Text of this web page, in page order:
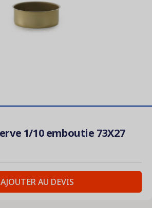
1/10 emboutie 73X27
AJOUTER AU DEVIS